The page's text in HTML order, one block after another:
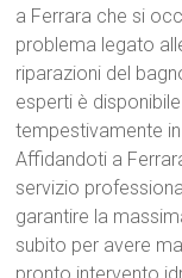
a Ferrara che si
problema legato
riparazioni del
esperti è
tempestivamente
Affidandoti a
servizio
garantire la
subito per avere
pronto intervento